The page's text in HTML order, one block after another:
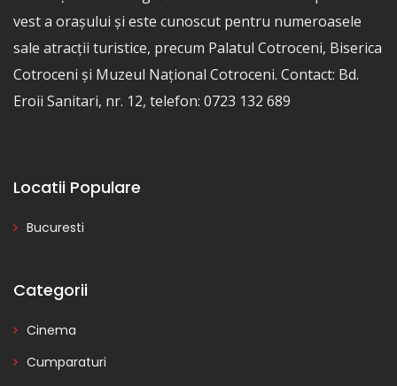
vest a orașului și este cunoscut pentru numeroasele
sale atracții turistice, precum Palatul Cotroceni, Biserica
Cotroceni și Muzeul Național Cotroceni. Contact: Bd.
Eroii Sanitari, nr. 12, telefon: 0723 132 689
Locatii Populare
Bucuresti
Categorii
Cinema
Cumparaturi